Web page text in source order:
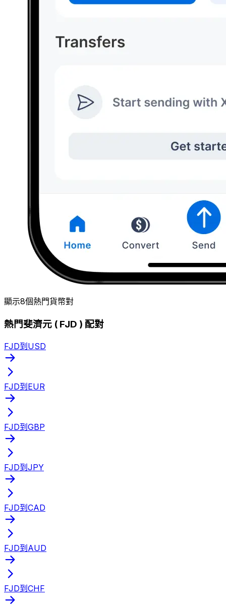
顯示8個熱門貨幣對
熱門斐濟元 ( FJD ) 配對
FJD到USD
FJD到EUR
FJD到GBP
FJD到JPY
FJD到CAD
FJD到AUD
FJD到CHF